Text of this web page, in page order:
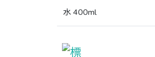
水 400ml